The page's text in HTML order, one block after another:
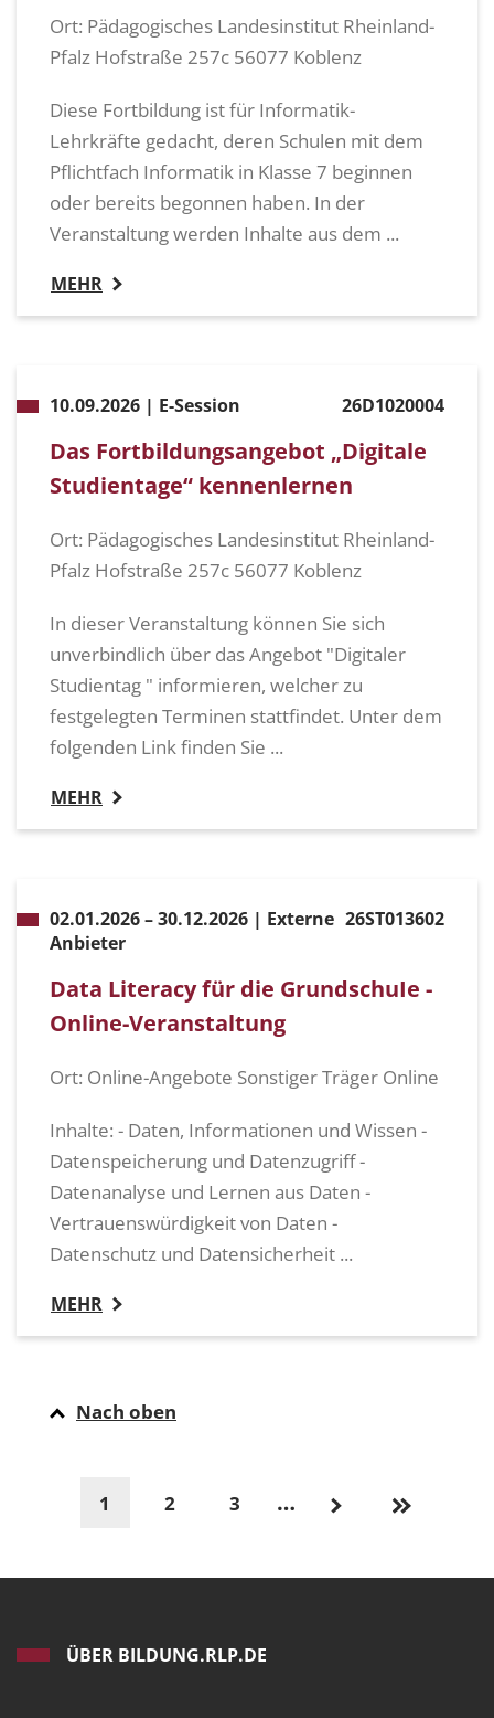
Ort: Pädagogisches Landesinstitut Rheinland-
Pfalz Hofstraße 257c 56077 Koblenz
Diese Fortbildung ist für Informatik-
Lehrkräfte gedacht, deren Schulen mit dem
Pflichtfach Informatik in Klasse 7 beginnen
oder bereits begonnen haben. In der
Veranstaltung werden Inhalte aus dem ...
MEHR
10.09.2026 | E-Session 26D1020004
Das Fortbildungsangebot „Digitale
Studientage“ kennenlernen
Ort: Pädagogisches Landesinstitut Rheinland-
Pfalz Hofstraße 257c 56077 Koblenz
In dieser Veranstaltung können Sie sich
unverbindlich über das Angebot "Digitaler
Studientag " informieren, welcher zu
festgelegten Terminen stattfindet. Unter dem
folgenden Link finden Sie ...
MEHR
02.01.2026 – 30.12.2026 | Externe
Anbieter
26ST013602
Data Literacy für die GrundschuIe -
Online-Veranstaltung
Ort: Online-Angebote Sonstiger Träger Online
Inhalte: - Daten, Informationen und Wissen -
Datenspeicherung und Datenzugriff -
Datenanalyse und Lernen aus Daten -
Vertrauenswürdigkeit von Daten -
Datenschutz und Datensicherheit ...
MEHR
Nach oben
1 2 3 …
ÜBER BILDUNG.RLP.DE